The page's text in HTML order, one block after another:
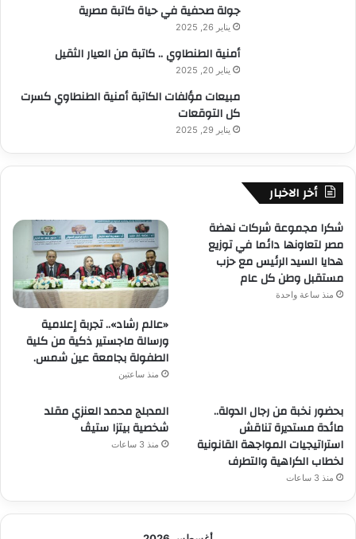
جولة صحفية في حياة كاتبة مصرية
يناير 26, 2025
أمنية الطنطاوي .. كاتبة من العيار الثقيل
يناير 20, 2025
مبيعات مؤلفات الكاتبة أمنية الطنطاوي كسرت
كل التوقعات
يناير 29, 2025
أخر الاخبار
شكرا مجموعة شركات نهضة
مصر لتعاونها دائما في توزيع
هدايا السيد الرئيس مع حزب
مستقبل وطن كل عام
منذ ساعة واحدة
«عالم رشاد».. تجربة إعلامية
ورسالة ماجستير ذكية من كلية
الطفولة بجامعة عين شمس.
منذ ساعتين
بحضور نخبة من رجال الدولة..
مائدة مستديرة تناقش
استراتيجيات المواجهة القانونية
لخطاب الكراهية والتطرف
منذ 3 ساعات
المدبلج محمد العنزي مقلد
شخصية بيتزا ستيڤ
منذ 3 ساعات